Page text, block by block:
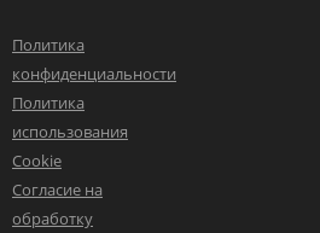
Политика
конфиденциальности
Политика
использования
Cookie
Согласие на
обработку